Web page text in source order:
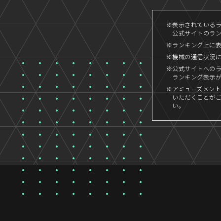
※表示されている
公式サイトのラ
※ランキング上に
※機械の通信状況
※公式サイトへの
ランキング表示
※アミューズメン
いただくことが
い。